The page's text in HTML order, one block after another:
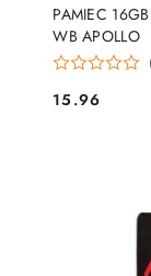
PAMIEC
WB APOLLO
Cena:
15.96